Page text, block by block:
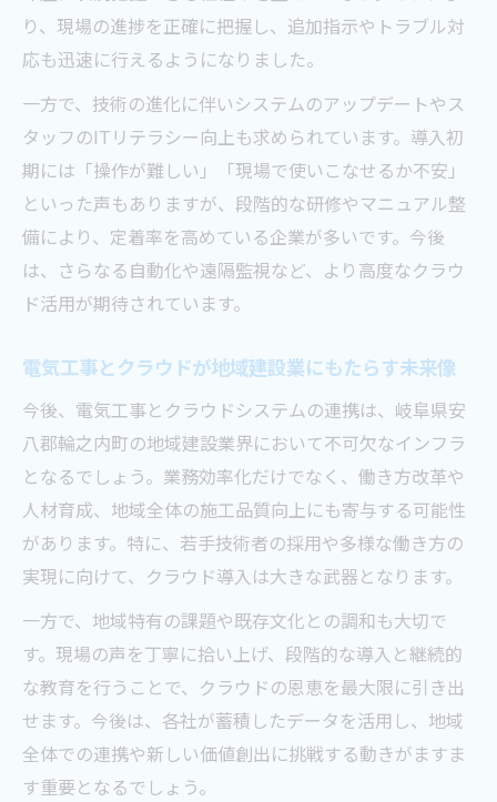
り、現場の進捗を正確に把握し、追加指示やトラブル対
応も迅速に行えるようになりました。
一方で、技術の進化に伴いシステムのアップデートやス
タッフのITリテラシー向上も求められています。導入初
期には「操作が難しい」「現場で使いこなせるか不安」
といった声もありますが、段階的な研修やマニュアル整
備により、定着率を高めている企業が多いです。今後
は、さらなる自動化や遠隔監視など、より高度なクラウ
ド活用が期待されています。
電気工事とクラウドが地域建設業にもたらす未来像
今後、電気工事とクラウドシステムの連携は、岐阜県安
八郡輪之内町の地域建設業界において不可欠なインフラ
となるでしょう。業務効率化だけでなく、働き方改革や
人材育成、地域全体の施工品質向上にも寄与する可能性
があります。特に、若手技術者の採用や多様な働き方の
実現に向けて、クラウド導入は大きな武器となります。
一方で、地域特有の課題や既存文化との調和も大切で
す。現場の声を丁寧に拾い上げ、段階的な導入と継続的
な教育を行うことで、クラウドの恩恵を最大限に引き出
せます。今後は、各社が蓄積したデータを活用し、地域
全体での連携や新しい価値創出に挑戦する動きがますま
す重要となるでしょう。